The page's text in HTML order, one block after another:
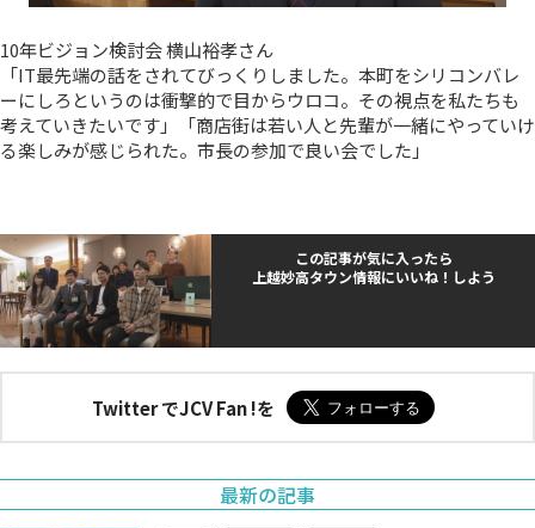
10年ビジョン検討会 横山裕孝さん
「IT最先端の話をされてびっくりしました。本町をシリコンバレ
ーにしろというのは衝撃的で目からウロコ。その視点を私たちも
考えていきたいです」「商店街は若い人と先輩が一緒にやっていけ
る楽しみが感じられた。市長の参加で良い会でした」
この記事が気に入ったら
上越妙高タウン情報にいいね！しよう
Twitter でJCV Fan !を
最新の記事